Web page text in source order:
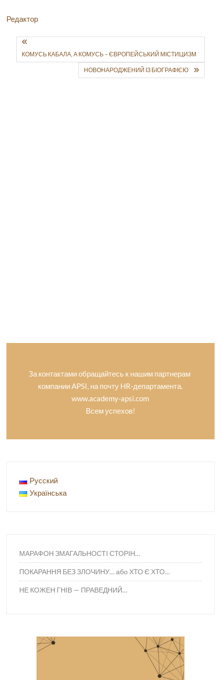
Редактор
КОМУСЬ КАБАЛА, А КОМУСЬ – ЄВРОПЕЙСЬКИЙ МІСТИЦИЗМ
НОВОНАРОДЖЕНИЙ ІЗ БІОГРАФІЄЮ
За контактами обращайтесь к нашим партнерам
компании APSI, на почту HR-департамента.
www.academy-apsi.com
Всем успехов!
Русский
Українська
МАРАФОН ЗМАГАЛЬНОСТІ СТОРІН…
ПОКАРАННЯ БЕЗ ЗЛОЧИНУ… або ХТО Є ХТО…
НЕ КОЖЕН ГНІВ — ПРАВЕДНИЙ…